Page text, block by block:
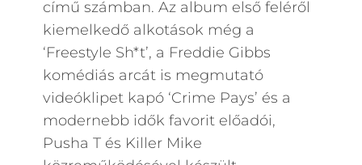
című számban. Az album első feléről
kiemelkedő alkotások még a
‘Freestyle Sh*t’, a Freddie Gibbs
komédiás arcát is megmutató
videóklipet kapó ‘Crime Pays’ és a
modernebb idők favorit előadói,
Pusha T és Killer Mike